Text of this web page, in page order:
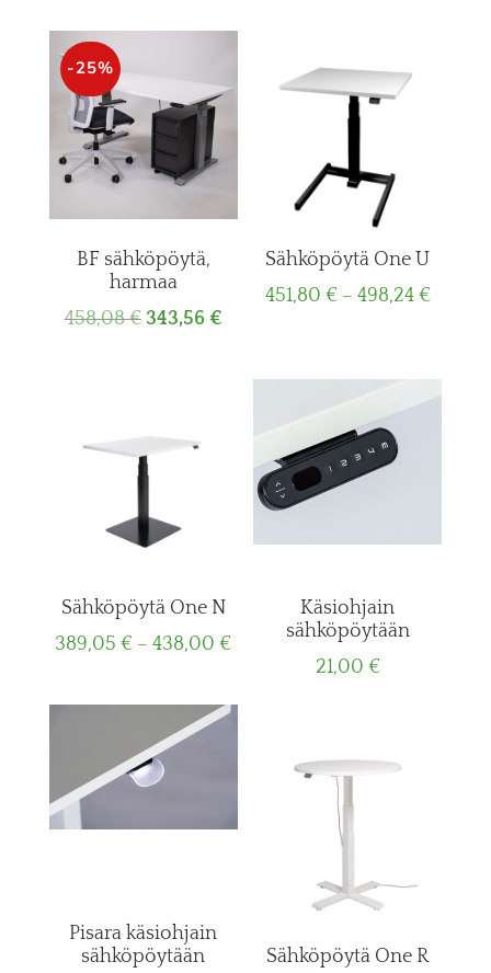
225,00 €.180,00 €.
-25%
BF sähköpöytä,
harmaa
458,08€ Original
343,56 €Current
Sähköpöytä One U
451,80 € – 498,24 €Price
Sähköpöytä One N
389,05€ – 438,00€Price
389,05 €
438,00 €
Käsiohjain
sähköpöytään
21,00 €
Pisara käsiohjain
sähköpöytään
Sähköpöytä One R